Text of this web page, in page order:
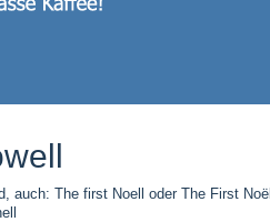
auch: The first Noell oder The First Noël